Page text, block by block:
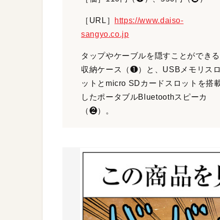
［URL］
https://www.daiso-
sangyo.co.jp
タップやケーブルを隠すことができる
収納ケース（❶）と、USBメモリス
ットとmicro SDカードスロットを搭
したポータブルBluetoothスピーカ
（❷）。